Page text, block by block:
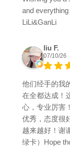
and
LiLi&GanLi
liu F.
07/10/26
他们经手的我
在全都达成！
心，专业厉害
优秀，态度很
越来越好！谢
绿卡）Hope